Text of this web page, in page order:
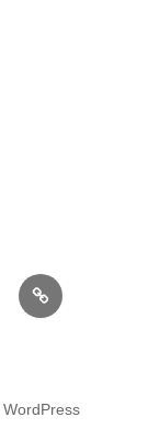
pixiv